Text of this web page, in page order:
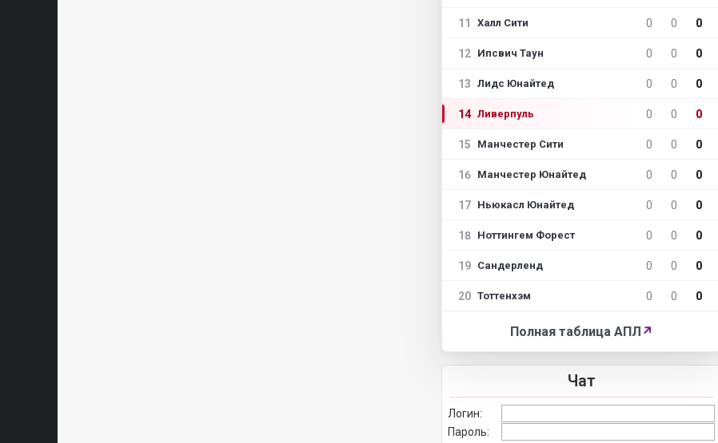
11 Халл Сити 0 0 0
12 Ипсвич Таун 0 0 0
13 Лидс Юнайтед 0 0 0
14 Ливерпуль 0 0 0
15 Манчестер Сити 0 0 0
16 Манчестер Юнайтед 0 0 0
17 Ньюкасл Юнайтед 0 0 0
18 Ноттингем Форест 0 0 0
19 Сандерленд 0 0 0
20 Тоттенхэм 0 0 0
Полная таблица АПЛ ↗
Чат
Логин:
Пароль: